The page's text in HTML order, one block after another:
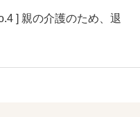
] 親の介護のため、退